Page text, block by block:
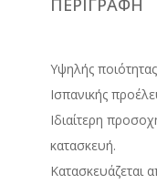
ΠΕΡΙΓΡΑΦΉ
Υψηλής
Ισπανικής
Ιδιαίτερη
κατασκευή.
Κατασκευάζεται